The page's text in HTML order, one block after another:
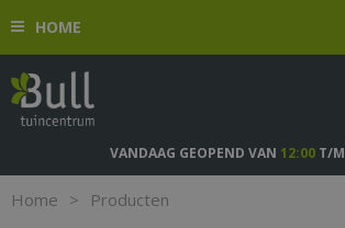
n
o
HOME
Home > Producten
VANDAAG GEOPEND VAN 12:00T/M